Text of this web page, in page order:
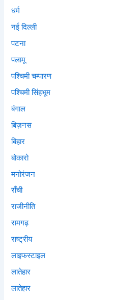
धर्म
नई दिल्ली
पटना
पलामू
पश्चिमी चम्पारण
पश्चिमी सिंहभूम
बंगाल
बिज़नस
बिहार
बोकारो
मनोरंजन
राँची
राजीनीति
रामगढ़
राष्ट्रीय
लाइफस्टाइल
लातेहार
लातेहार